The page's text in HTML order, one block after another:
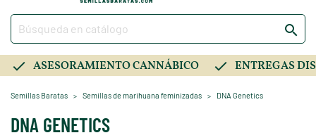
ASESORAMIENTO CANNÁBICO ENTREGAS
Semillas Baratas Semillas de marihuana feminizadas DNA Genetics
DNA GENETICS